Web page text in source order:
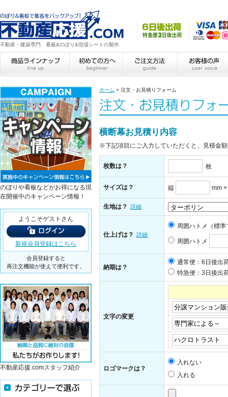
不動産・建築専門 看板&のぼり&現場シートの製作
ホーム > 注文・お見積りフォーム
横断幕お見積り内容
※下記項目にご入力していただくと、見積金
枚数は？ 枚
サイズは？ 縦 mm
生地は？ 詳細
仕上げは？ 詳細
周囲ハトメ（標
周囲ハトメ
納期は？
通常便：6日後出
特急便：3日後出
文字の変更
ロゴマークは？
入れない
入れる
のぼりや看板などがお得になる現
在開催中のキャンペーン情報！
ようこそゲストさん
新規会員登録はこちら
会員登録すると
再注文機能が使えて便利です。
不動産応援.comスタッフ紹介